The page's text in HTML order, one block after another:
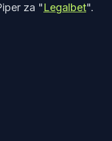
za "Legalbet".